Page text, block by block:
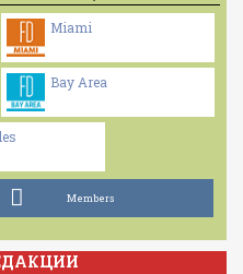
Miami
Bay Area
Members